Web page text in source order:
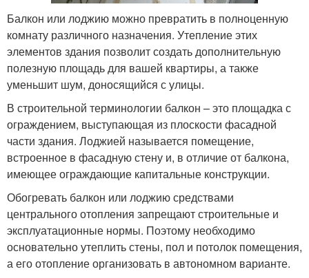
Балкон или лоджию можно превратить в полноценную
комнату различного назначения. Утепление этих
элементов здания позволит создать дополнительную
полезную площадь для вашей квартиры, а также
уменьшит шум, доносящийся с улицы.
В строительной терминологии балкон – это площадка с
ограждением, выступающая из плоскости фасадной
части здания. Лоджией называется помещение,
встроенное в фасадную стену и, в отличие от балкона,
имеющее ограждающие капитальные конструкции.
Обогревать балкон или лоджию средствами
центрального отопления запрещают строительные и
эксплуатационные нормы. Поэтому необходимо
основательно утеплить стены, пол и потолок помещения,
а его отопление организовать в автономном варианте.